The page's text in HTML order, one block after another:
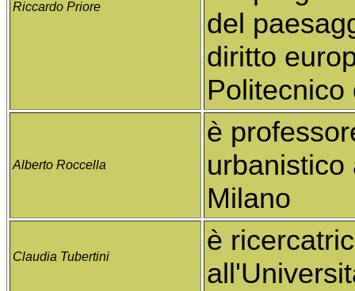
Riccardo Priore
del
diritto
Politecnico
Alberto Roccella
è
urbanistico
Milano
Claudia Tubertini
è